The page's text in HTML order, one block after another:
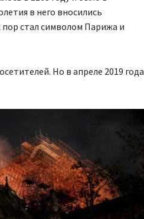
в него вносились
стал символом Парижа и
Но в апреле 2019 года